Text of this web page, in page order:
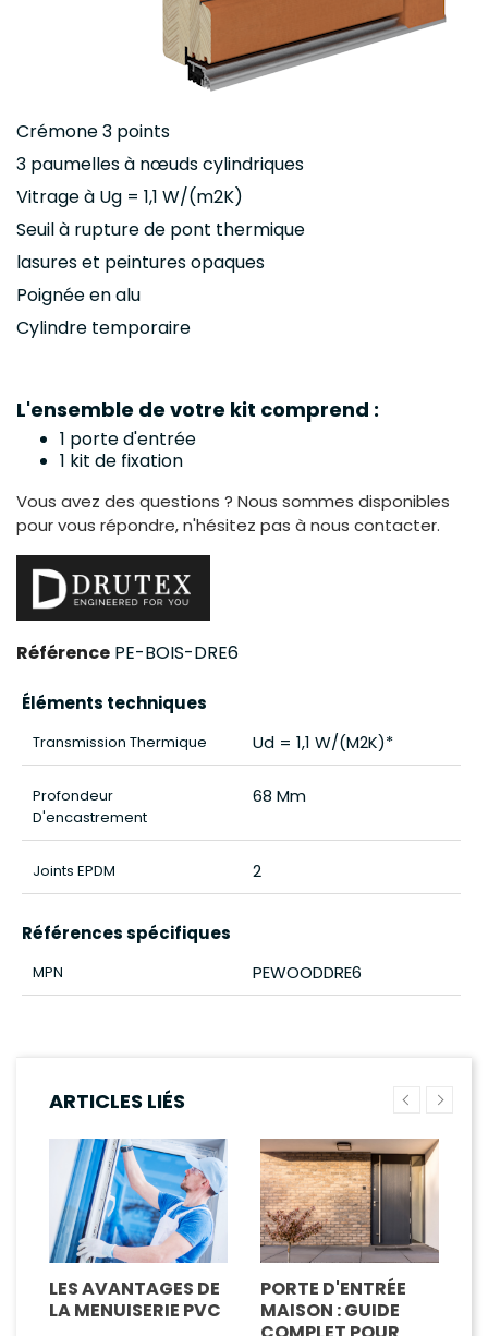
Crémone 3 points
3 paumelles à nœuds cylindriques
Vitrage à Ug = 1,1 W/(m2K)
Seuil à rupture de pont thermique
lasures et peintures opaques
Poignée en alu
Cylindre temporaire
L'ensemble de votre kit comprend :
1 porte d'entrée
1 kit de fixation
Vous avez des questions ? Nous sommes disponibles
pour vous répondre, n'hésitez pas à nous contacter.
Référence PE-BOIS-DRE6
Éléments techniques
Transmission Thermique Ud = 1,1 W/(m2K)*
Profondeur
D'encastrement
68 Mm
Joints EPDM 2
Références spécifiques
MPN PEWOODDRE6
ARTICLES LIÉS
LES AVANTAGES DE
LA MENUISERIE PVC
PORTE D'ENTRÉE
MAISON : GUIDE